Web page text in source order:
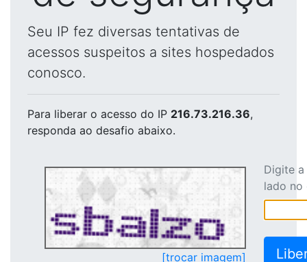
Seu IP fez diversas tentativas de
acessos suspeitos a sites hospedados
conosco.
Para liberar o acesso do IP 216.73.216.36,
responda ao desafio abaixo.
[trocar imagem]
Digite
lado no